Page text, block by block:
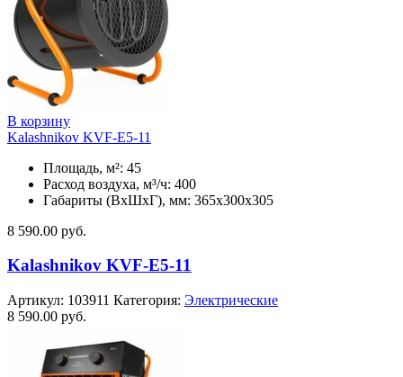
В корзину
Kalashnikov KVF-E5-11
Площадь, м²: 45
Расход воздуха, м³/ч: 400
Габариты (ВхШхГ), мм: 365x300x305
8 590.00 руб.
Kalashnikov KVF-E5-11
Артикул: 103911 Категория: Электрические
8 590.00 руб.